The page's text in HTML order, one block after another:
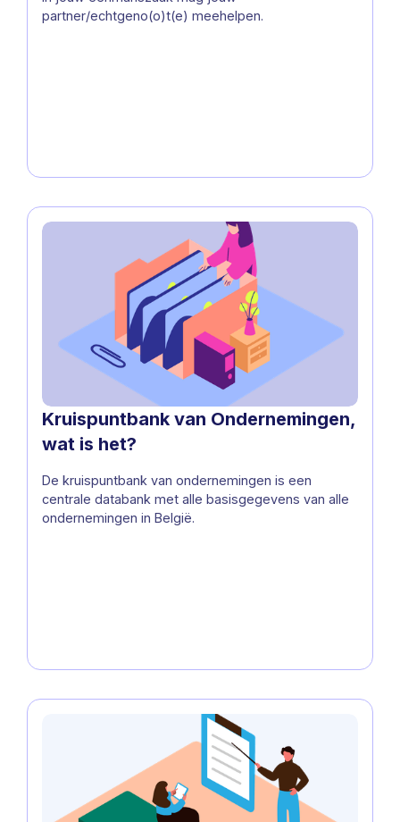
partner/echtgeno(o)t(e) meehelpen.
Kruispuntbank van Ondernemingen,
wat is het?
De kruispuntbank van ondernemingen is een
centrale databank met alle basisgegevens van alle
ondernemingen in België.